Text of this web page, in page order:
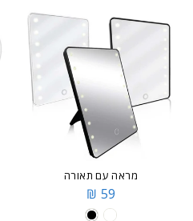
מראה עם תאורה
59 ₪